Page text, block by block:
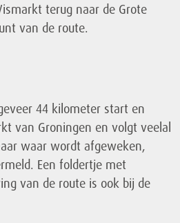
terug naar de Grote
van de route.
44 kilometer start en
van Groningen en volgt veelal
waar wordt afgeweken,
Een foldertje met
van de route is ook bij de